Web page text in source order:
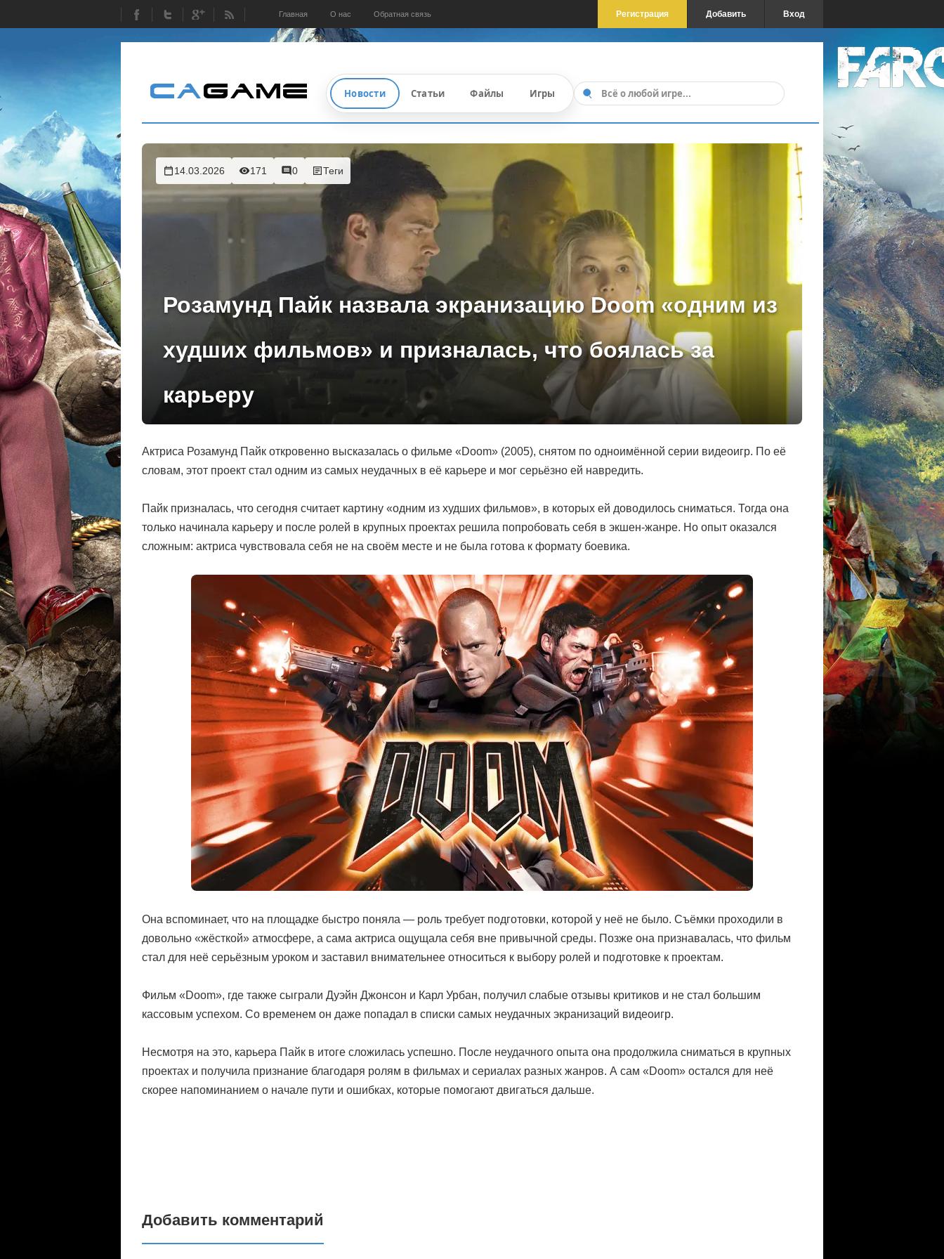
Новости Статьи Файлы Игры
14.03.2026 171 0 Теги
Розамунд Пайк назвала экранизацию Doom «одним из
худших фильмов» и призналась, что боялась за
карьеру
Актриса Розамунд Пайк откровенно высказалась о фильме «Doom» (2005), снятом по одноимённой серии видеоигр. По её
словам, этот проект стал одним из самых неудачных в её карьере и мог серьёзно ей навредить.
Пайк призналась, что сегодня считает картину «одним из худших фильмов», в которых ей доводилось сниматься. Тогда она
только начинала карьеру и после ролей в крупных проектах решила попробовать себя в экшен-жанре. Но опыт оказался
сложным: актриса чувствовала себя не на своём месте и не была готова к формату боевика.
Она вспоминает, что на площадке быстро поняла — роль требует подготовки, которой у неё не было. Съёмки проходили в
довольно «жёсткой» атмосфере, а сама актриса ощущала себя вне привычной среды. Позже она признавалась, что фильм
стал для неё серьёзным уроком и заставил внимательнее относиться к выбору ролей и подготовке к проектам.
Фильм «Doom», где также сыграли Дуэйн Джонсон и Карл Урбан, получил слабые отзывы критиков и не стал большим
кассовым успехом. Со временем он даже попадал в списки самых неудачных экранизаций видеоигр.
Несмотря на это, карьера Пайк в итоге сложилась успешно. После неудачного опыта она продолжила сниматься в крупных
проектах и получила признание благодаря ролям в фильмах и сериалах разных жанров. А сам «Doom» остался для неё
скорее напоминанием о начале пути и ошибках, которые помогают двигаться дальше.
Добавить комментарий
Главная О нас Обратная связь Регистрация Добавить Вход